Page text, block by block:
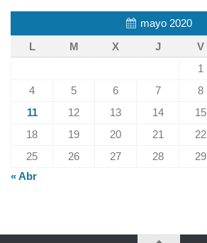
mayo 2020
L
M X J V
1
4
5 6 7 8
11
12 13 14 15
18
19 20 21 22
25
26 27 28 29
« Abr